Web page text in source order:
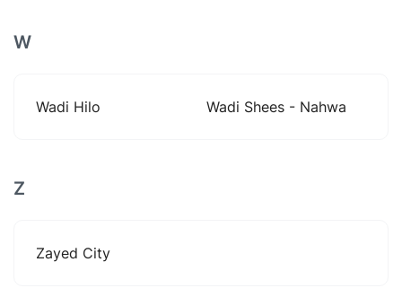
W
Wadi Hilo Wadi Shees - Nahwa
Z
Zayed City